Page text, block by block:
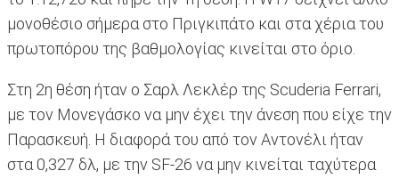
μονοθέσιο σήμερα στο Πριγκιπάτο και στα χέρια του
πρωτοπόρου της βαθμολογίας κινείται στο όριο.
Στη 2η θέση ήταν ο Σαρλ Λεκλέρ της Scuderia Ferrari,
με τον Μονεγάσκο να μην έχει την άνεση που είχε την
Παρασκευή. Η διαφορά του από τον Αντονέλι ήταν
στα 0,327 δλ, με την SF-26 να μην κινείται ταχύτερα